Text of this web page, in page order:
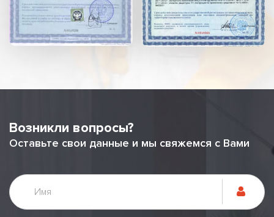
Возникли вопросы?
Оставьте свои данные и мы свяжемся с Вами